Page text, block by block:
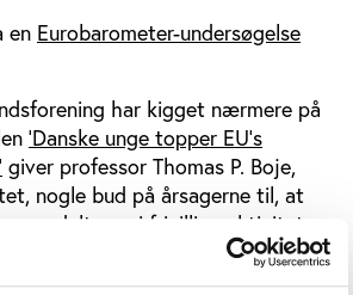
en Eurobarometer-undersøgelse
har kigget nærmere på
’Danske unge topper EU’s
giver professor Thomas P. Boje,
nogle bud på årsagerne til, at
unge deltager i frivillige aktiviteter.
foreningstradition i Danmark er